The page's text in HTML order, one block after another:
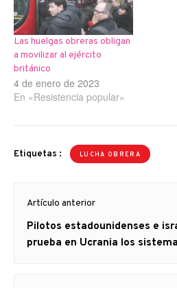
Las huelgas obreras obligan
a movilizar al ejército
británico
4 de enero de 2023
En «Resistencia popular»
Etiquetas : LUCHA OBRERA
de
entradas
Artículo anterior
Artículo
anterior
Pilotos estadounidenses e
prueba en Ucrania los